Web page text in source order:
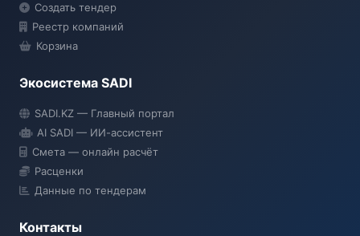
Создать тендер
Реестр компаний
Корзина
Экосистема SADI
SADI.KZ — Главный портал
AI SADI — ИИ-ассистент
Смета — онлайн расчёт
Расценки
Данные по тендерам
Контакты
● Подключение...